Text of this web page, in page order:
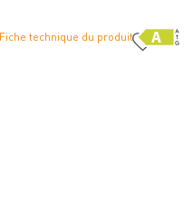
Fiche technique du produit